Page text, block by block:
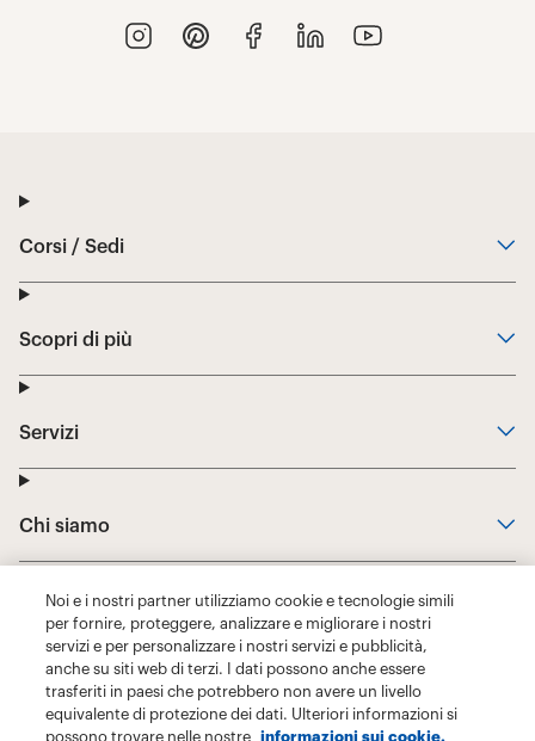
Noi e i nostri partner utilizziamo cookie e tecnologie simili
per fornire, proteggere, analizzare e migliorare i nostri
servizi e per personalizzare i nostri servizi e pubblicità,
anche su siti web di terzi. I dati possono anche essere
trasferiti in paesi che potrebbero non avere un livello
equivalente di protezione dei dati. Ulteriori informazioni si
possono trovare nelle nostre
informazioni sui cookie.